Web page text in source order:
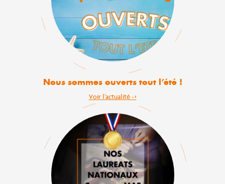
Nous sommes ouverts tout l’été !
Voir l'actualité ->